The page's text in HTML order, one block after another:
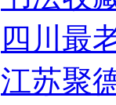
四川最
江苏聚